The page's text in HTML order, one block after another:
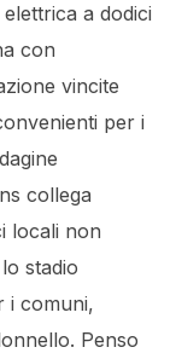
a dodici
con
vincite
per i
collega
locali non
stadio
i comuni,
Penso